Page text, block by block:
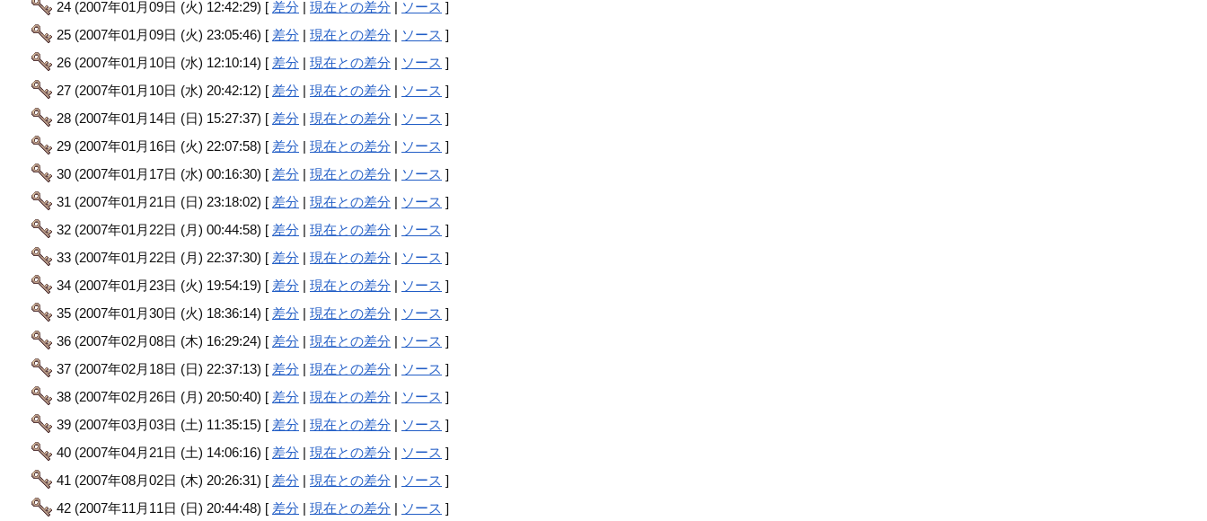
24 (2007年01月09日 (火) 12:42:29) [ 差分 |現在との差分 | ソース ]
25 (2007年01月09日 (火) 23:05:46) [ 差分 |現在との差分 | ソース ]
26 (2007年01月10日 (水) 12:10:14) [ 差分 |現在との差分 | ソース ]
27 (2007年01月10日 (水) 20:42:12) [ 差分 |現在との差分 | ソース ]
28 (2007年01月14日 (日) 15:27:37) [ 差分 |現在との差分 | ソース ]
29 (2007年01月16日 (火) 22:07:58) [ 差分 |現在との差分 | ソース ]
30 (2007年01月17日 (水) 00:16:30) [ 差分 |現在との差分 | ソース ]
31 (2007年01月21日 (日) 23:18:02) [ 差分 |現在との差分 | ソース ]
32 (2007年01月22日 (月) 00:44:58) [ 差分 |現在との差分 | ソース ]
33 (2007年01月22日 (月) 22:37:30) [ 差分 |現在との差分 | ソース ]
34 (2007年01月23日 (火) 19:54:19) [ 差分 |現在との差分 | ソース ]
35 (2007年01月30日 (火) 18:36:14) [ 差分 |現在との差分 | ソース ]
36 (2007年02月08日 (木) 16:29:24) [ 差分 |現在との差分 | ソース ]
37 (2007年02月18日 (日) 22:37:13) [ 差分 |現在との差分 | ソース ]
38 (2007年02月26日 (月) 20:50:40) [ 差分 |現在との差分 | ソース ]
39 (2007年03月03日 (土) 11:35:15) [ 差分 |現在との差分 | ソース ]
40 (2007年04月21日 (土) 14:06:16) [ 差分 |現在との差分 | ソース ]
41 (2007年08月02日 (木) 20:26:31) [ 差分 |現在との差分 | ソース ]
42 (2007年11月11日 (日) 20:44:48) [ 差分 |現在との差分 | ソース ]